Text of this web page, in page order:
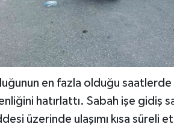
en fazla olduğu
hatırlattı. Sabah işe gidiş
üzerinde ulaşımı kısa süreli